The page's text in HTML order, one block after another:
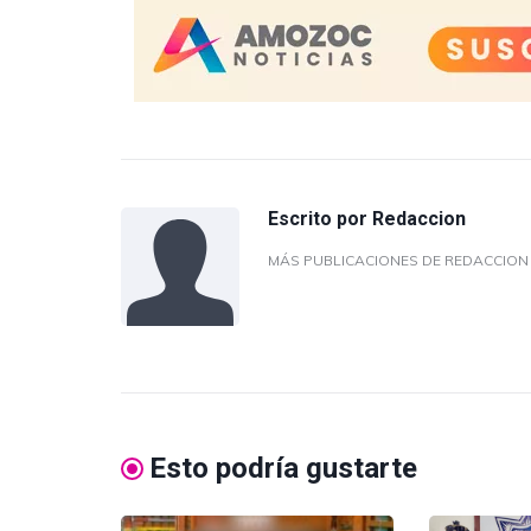
Escrito por Redaccion
MÁS PUBLICACIONES DE REDACCION
Esto podría gustarte